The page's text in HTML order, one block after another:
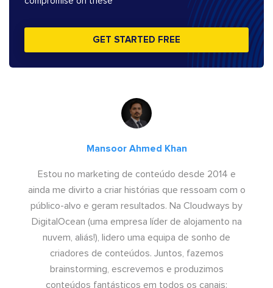
GET STARTED FREE
Mansoor Ahmed Khan
Estou no marketing de conteúdo desde 2014 e
ainda me divirto a criar histórias que ressoam com o
público-alvo e geram resultados. Na Cloudways by
DigitalOcean (uma empresa líder de alojamento na
nuvem, aliás!), lidero uma equipa de sonho de
criadores de conteúdos. Juntos, fazemos
brainstorming, escrevemos e produzimos
conteúdos fantásticos em todos os canais: